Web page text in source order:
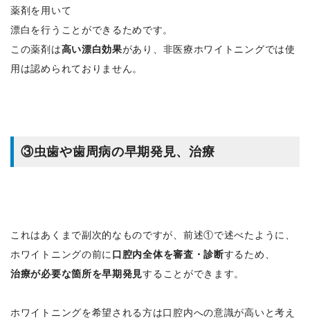
薬剤を用いて
漂白を行うことができるためです。
この薬剤は高い漂白効果があり、非医療ホワイトニングでは使
用は認められておりません。
③虫歯や歯周病の早期発見、治療
これはあくまで副次的なものですが、前述①で述べたように、
ホワイトニングの前に 口腔内全体を審査・診断するため、
治療が必要な箇所を早期発見することができます。
ホワイトニングを希望される方は口腔内への意識が高いと考え